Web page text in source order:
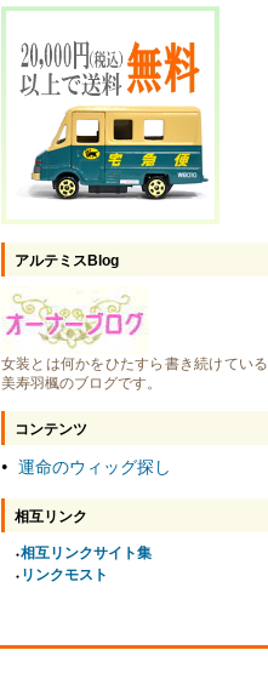
アルテミスBlog
女装とは何かをひたすら書き続けている
美寿羽楓のブログです。
コンテンツ
● 運命のウィッグ探し
相互リンク
●相互リンクサイト集
● リンクモスト